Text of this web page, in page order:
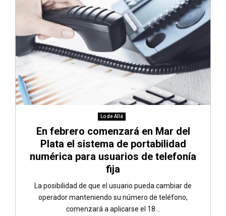
Lo de Allá
En febrero comenzará en Mar del
Plata el sistema de portabilidad
numérica para usuarios de telefonía
fija
La posibilidad de que el usuario pueda cambiar de
operador manteniendo su número de teléfono,
comenzará a aplicarse el 18...